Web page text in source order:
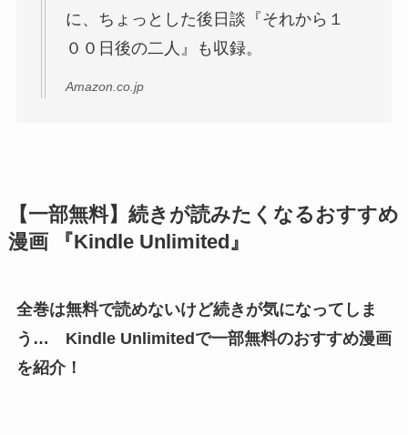
に、ちょっとした後日談『それから１
００日後の二人』も収録。
Amazon.co.jp
【一部無料】続きが読みたくなるおすすめ
漫画 『Kindle Unlimited』
全巻は無料で読めないけど続きが気になってしま
う… Kindle Unlimitedで一部無料のおすすめ漫画
を紹介！